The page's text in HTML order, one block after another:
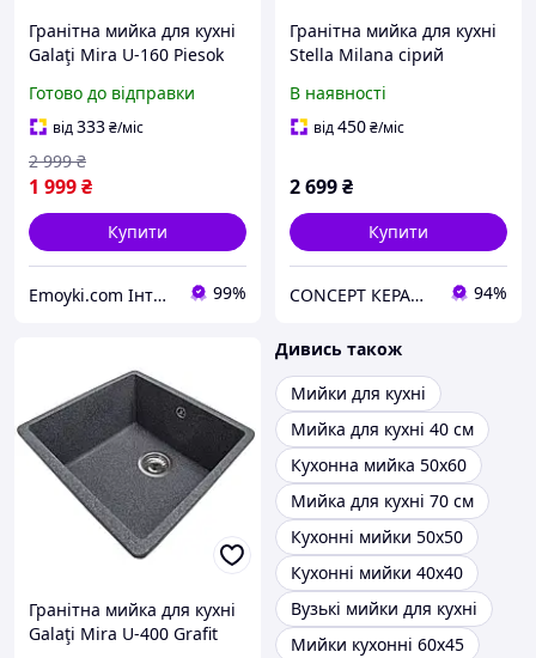
Гранітна мийка для кухні
Galaţi Mira U-160 Piesok
Готово до відправки
від333₴/міс
1 999₴
2 999 ₴
Купити
Emoyki.com Інтернет-магазин кухонних мийок 99%
Гранітна мийка для кухні
Stella Milana сірий
В наявності
від450₴/міс
2 699₴
Купити
CONCEPT КЕРАМІКА 94%
Гранітна мийка для кухні
Galaţi Mira U-400 Grafit
Дивись також
Мийки для кухні
Мийка для кухні 40 см
Кухонна мийка 50х60
Мийка для кухні 70 см
Кухонні мийки 50х50
Кухонні мийки 40х40
Вузькі мийки для кухні
Мийки кухонні 60х45